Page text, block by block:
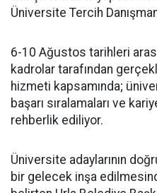
Üniversite Tercih
6-10 Ağustos tarihleri
kadrolar tarafından
hizmeti kapsamında;
başarı sıralamaları ve
rehberlik ediliyor.
Üniversite adaylarının
bir gelecek inşa